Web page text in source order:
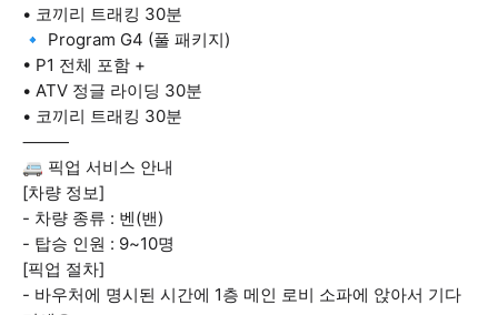
• 코끼리 트래킹 30분
🔹 Program G4 (풀 패키지)
• P1 전체 포함 +
• ATV 정글 라이딩 30분
• 코끼리 트래킹 30분
⸻
🚐 픽업 서비스 안내
[차량 정보]
- 차량 종류 : 벤(밴)
- 탑승 인원 : 9~10명
[픽업 절차]
- 바우처에 명시된 시간에 1층 메인 로비 소파에 앉아서 기다